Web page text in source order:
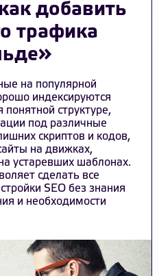
добавить
трафика
на популярной
индексируются
структуре,
под различные
скриптов и кодов,
на движках,
устаревших шаблонах.
сделать все
SEO без знания
и необходимости